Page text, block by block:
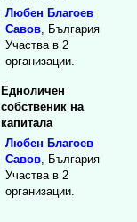
Любен Благоев
Савов, България
Участва в 2
организации.
Едноличен
собственик на
капитала
Любен Благоев
Савов, България
Участва в 2
организации.